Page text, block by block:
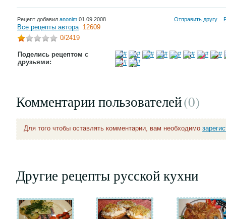
Рецепт добавил anonim 01.09.2008 Отправить другу
Все рецепты автора 12609
0/2419
Поделись рецептом с
друзьями:
Комментарии пользователей(0)
Для того чтобы оставлять комментарии, вам необходимо
Другие рецепты русской кухни